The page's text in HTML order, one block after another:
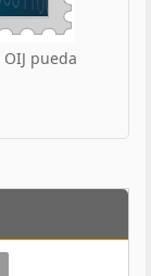
pueda